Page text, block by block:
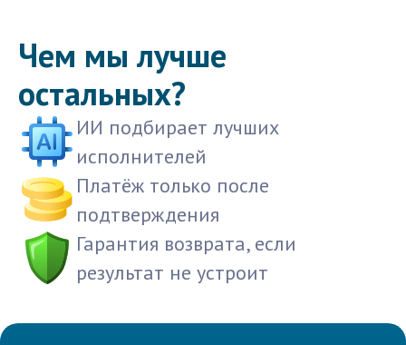
Чем мы лучше
остальных?
ИИ подбирает лучших
исполнителей
Платёж только после
подтверждения
Гарантия возврата, если
результат не устроит